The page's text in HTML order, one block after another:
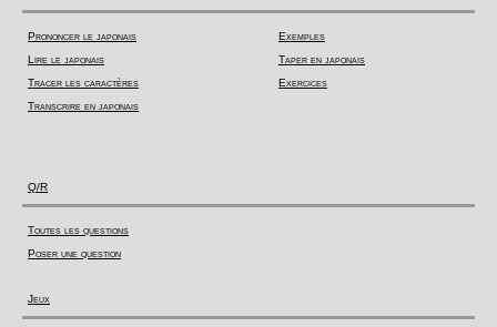
Prononcer le japonais
Lire le japonais
Tracer les caractères
Transcrire en japonais
Exemples
Taper en japonais
Exercices
Q/R
Toutes les questions
Poser une question
Jeux